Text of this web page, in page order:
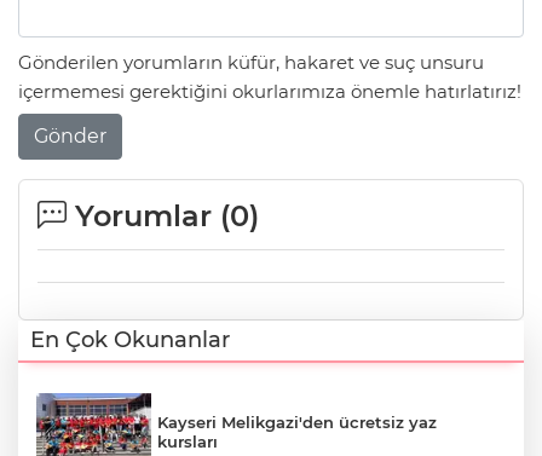
Gönderilen yorumların küfür, hakaret ve suç unsuru
içermemesi gerektiğini okurlarımıza önemle hatırlatırız!
Gönder
Yorumlar (0)
En Çok Okunanlar
Kayseri Melikgazi'den ücretsiz yaz
kursları